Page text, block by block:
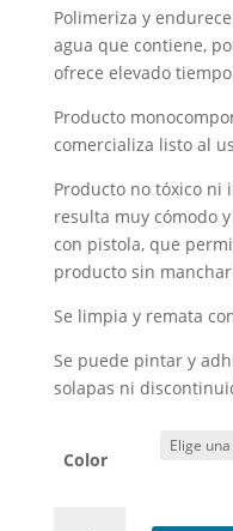
Polimeriza y
agua que contiene,
ofrece elevado
Producto
comercializa listo al
Producto no tóxico ni
resulta muy cómodo
con pistola, que
producto sin
Se limpia y remata
Se puede pintar y
solapas ni
Color